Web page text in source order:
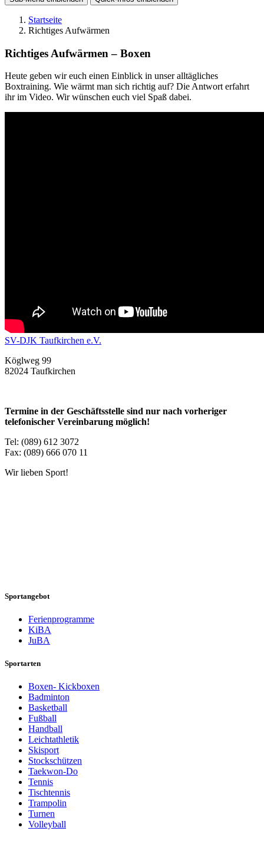
Startseite
Richtiges Aufwärmen
Richtiges Aufwärmen – Boxen
Heute geben wir euch einen Einblick in unser alltägliches
Boxtraining. Wie wärmt man sich richtig auf? Die Antwort erfahrt
ihr im Video. Wir wünschen euch viel Spaß dabei.
SV-DJK Taufkirchen e.V.
Köglweg 99
82024 Taufkirchen
Termine in der Geschäftsstelle sind nur nach vorheriger
telefonischer Vereinbarung möglich!
Tel: (089) 612 3072
Fax: (089) 666 070 11
Wir lieben Sport!
Sportangebot
Ferienprogramme
KiBA
JuBA
Sportarten
Boxen- Kickboxen
Badminton
Basketball
Fußball
Handball
Leichtathletik
Skisport
Stockschützen
Taekwon-Do
Tennis
Tischtennis
Trampolin
Turnen
Volleyball